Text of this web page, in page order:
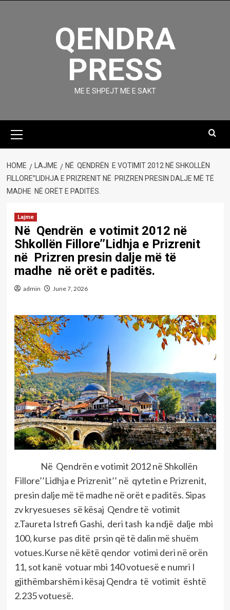
QENDRA
PRESS
ME E SHPEJT ME E SAKT
Menu
HOME LAJME
NË QENDRËN E VOTIMIT 2012 NË SHKOLLËN
FILLORE’’LIDHJA E PRIZRENIT NË PRIZREN PRESIN DALJE MË TË
MADHE NË ORËT E PADITËS.
Lajme
Në Qendrën e votimit 2012 në
Shkollën Fillore’’Lidhja e Prizrenit
në Prizren presin dalje më të
madhe në orët e paditës.
admin June 7, 2026
Në Qendrën e votimit 2012 në Shkollën
Fillore’’Lidhja e Prizrenit’’ në qytetin e Prizrenit,
presin dalje më të madhe në orët e paditës. Sipas
zv kryesueses së kësaj Qendre të votimit
z.Taureta Istrefi Gashi, deri tash ka ndjë dalje mbi
100, kurse pas ditë prsin që të dalin më shuëm
votues.Kurse në këtë qendor votimi deri në orën
11, sot kanë votuar mbi 140 votuesë e numri I
gjithëmbarshëm i kësaj Qendra të votimit është
2.235 votuesë.